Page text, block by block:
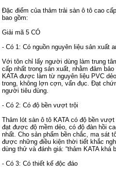
Đặc điểm của thảm trải sàn ô tô cao
bao gồm:
Giải mã 5 CÓ
- Có 1: Có nguồn nguyên liệu sản xuất
Với tôn chỉ lấy người dùng làm trung
cấp nhất trong sản xuất, nhằm đảm
KATA được làm từ nguyên liệu PVC
trong, không lợn cợn, vẩn đục. Đạt
người tiêu dùng.
- Có 2: Có độ bền vượt trội
Thảm lót sàn ô tô KATA có độ bền
đạt được độ mềm dẻo, có độ đàn hồi
nhất. Cho sản phẩm bền chắc, ma sát
được những điều kiện thời tiết khắc
dùng thử và đánh giá: “thảm KATA khá
- Có 3: Có thiết kế độc đáo